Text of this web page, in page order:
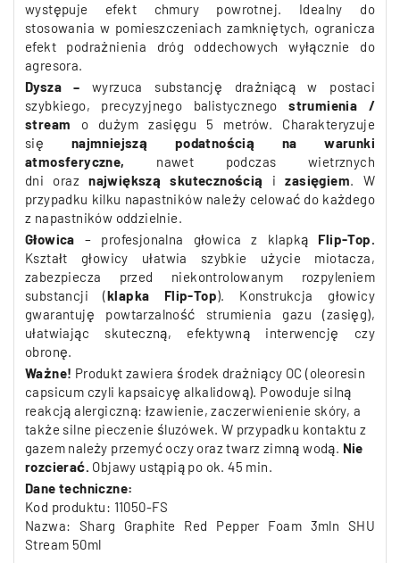
występuje efekt chmury powrotnej. Idealny do
stosowania w pomieszczeniach zamkniętych, ogranicza
efekt podrażnienia dróg oddechowychwyłącznie
do
agresora.
Dysza –wyrzuca substancję drażniącą w postaci
szybkiego, precyzyjnego balistycznegostrumienia /
stream o dużym zasięgu 5 metrów. Charakteryzuje
się najmniejszą podatnością na warunki
atmosferyczne, nawet podczas wietrznych
dni
oraz największąskutecznością i zasięgiem. W
przypadku kilku napastników należy celować do każdego
z napastników oddzielnie.
Głowica – profesjonalna głowica z klapką Flip-Top.
Kształt głowicy ułatwia szybkie użycie miotacza,
zabezpiecza przed niekontrolowanym rozpyleniem
substancji (klapka Flip-Top). Konstrukcja głowicy
gwarantuję powtarzalność strumienia gazu (zasięg),
ułatwiając skuteczną, efektywną interwencję czy
obronę.
Ważne! Produkt zawiera środek drażniący OC (oleoresin
capsicum czyli kapsaicyę alkalidową). Powoduje silną
reakcją alergiczną: łzawienie, zaczerwienienie skóry, a
także silne pieczenie śluzówek. W przypadku kontaktu z
gazem należy przemyć oczy oraz twarz zimną wodą. Nie
rozcierać. Objawy ustąpią po ok. 45 min.
Dane techniczne:
Kod produktu: 11050-FS
Nazwa: Sharg Graphite Red Pepper Foam 3mln SHU
Stream 50ml